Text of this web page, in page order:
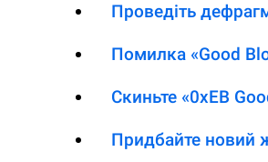
Проведіть
Помилка «Good
Скиньте «0xEB
Придбайте новий